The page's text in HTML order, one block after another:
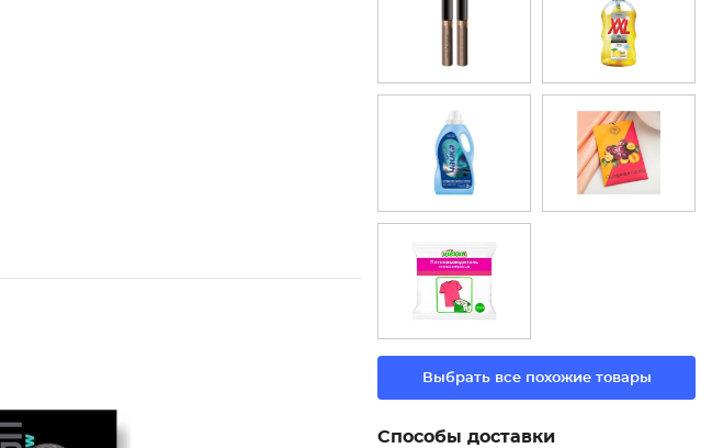
Выбрать все похожие товары
Способы доставки